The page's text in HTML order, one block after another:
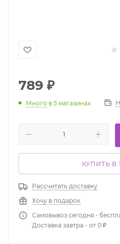
789 ₽
Много в 5 магазинах
КУПИТЬ В
Рассчитать доставку
Хочу в подарок
Самовывоз сегодня -
Доставка завтра - от 0 ₽